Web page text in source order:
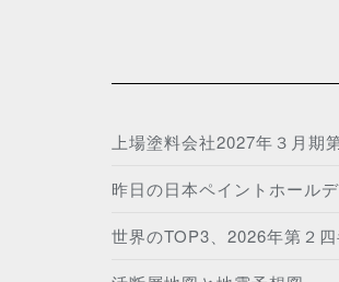
上場塗料会社2027年３月期
昨日の日本ペイントホール
世界のTOP3、2026年第２